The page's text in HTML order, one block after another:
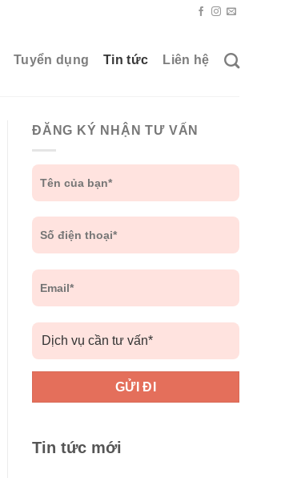
Tuyển dụng Tin tức Liên hệ
ĐĂNG KÝ NHẬN TƯ VẤN
Tin tức mới